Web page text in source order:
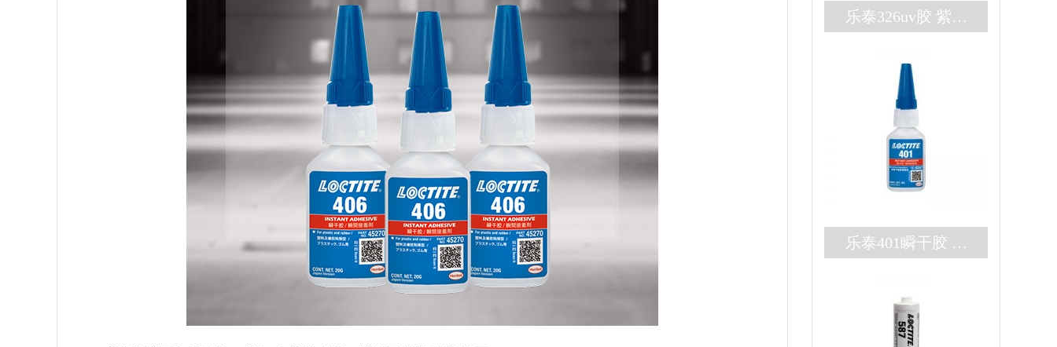
乐泰326uv胶 紫外
6胶水 高强度结构
胶
乐泰401瞬干胶 无
干胶 百乐粘胶现货
秒发